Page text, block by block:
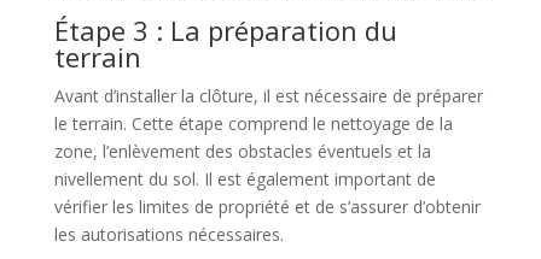
Étape 3 : La préparation du
terrain
Avant d’installer la clôture, il est nécessaire de préparer
le terrain. Cette étape comprend le nettoyage de la
zone, l’enlèvement des obstacles éventuels et la
nivellement du sol. Il est également important de
vérifier les limites de propriété et de s’assurer d’obtenir
les autorisations nécessaires.